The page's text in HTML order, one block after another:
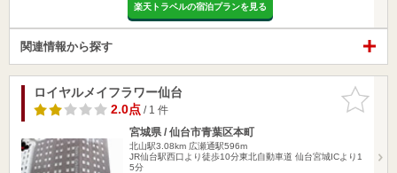
楽天トラベルの宿泊プランを見る
関連情報から探す
お気に入
りに追加
ロイヤルメイフラワー仙台
2.0点/ 1 件
宮城県 / 仙台市青葉区本町
北山駅3.08km 広瀬通駅596m
JR仙台駅西口より徒歩10分東北自動車道 仙台宮城ICより1
5分